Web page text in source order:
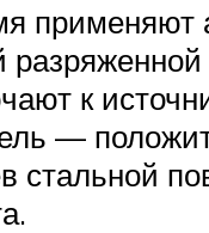
применяют
к
—
стальной